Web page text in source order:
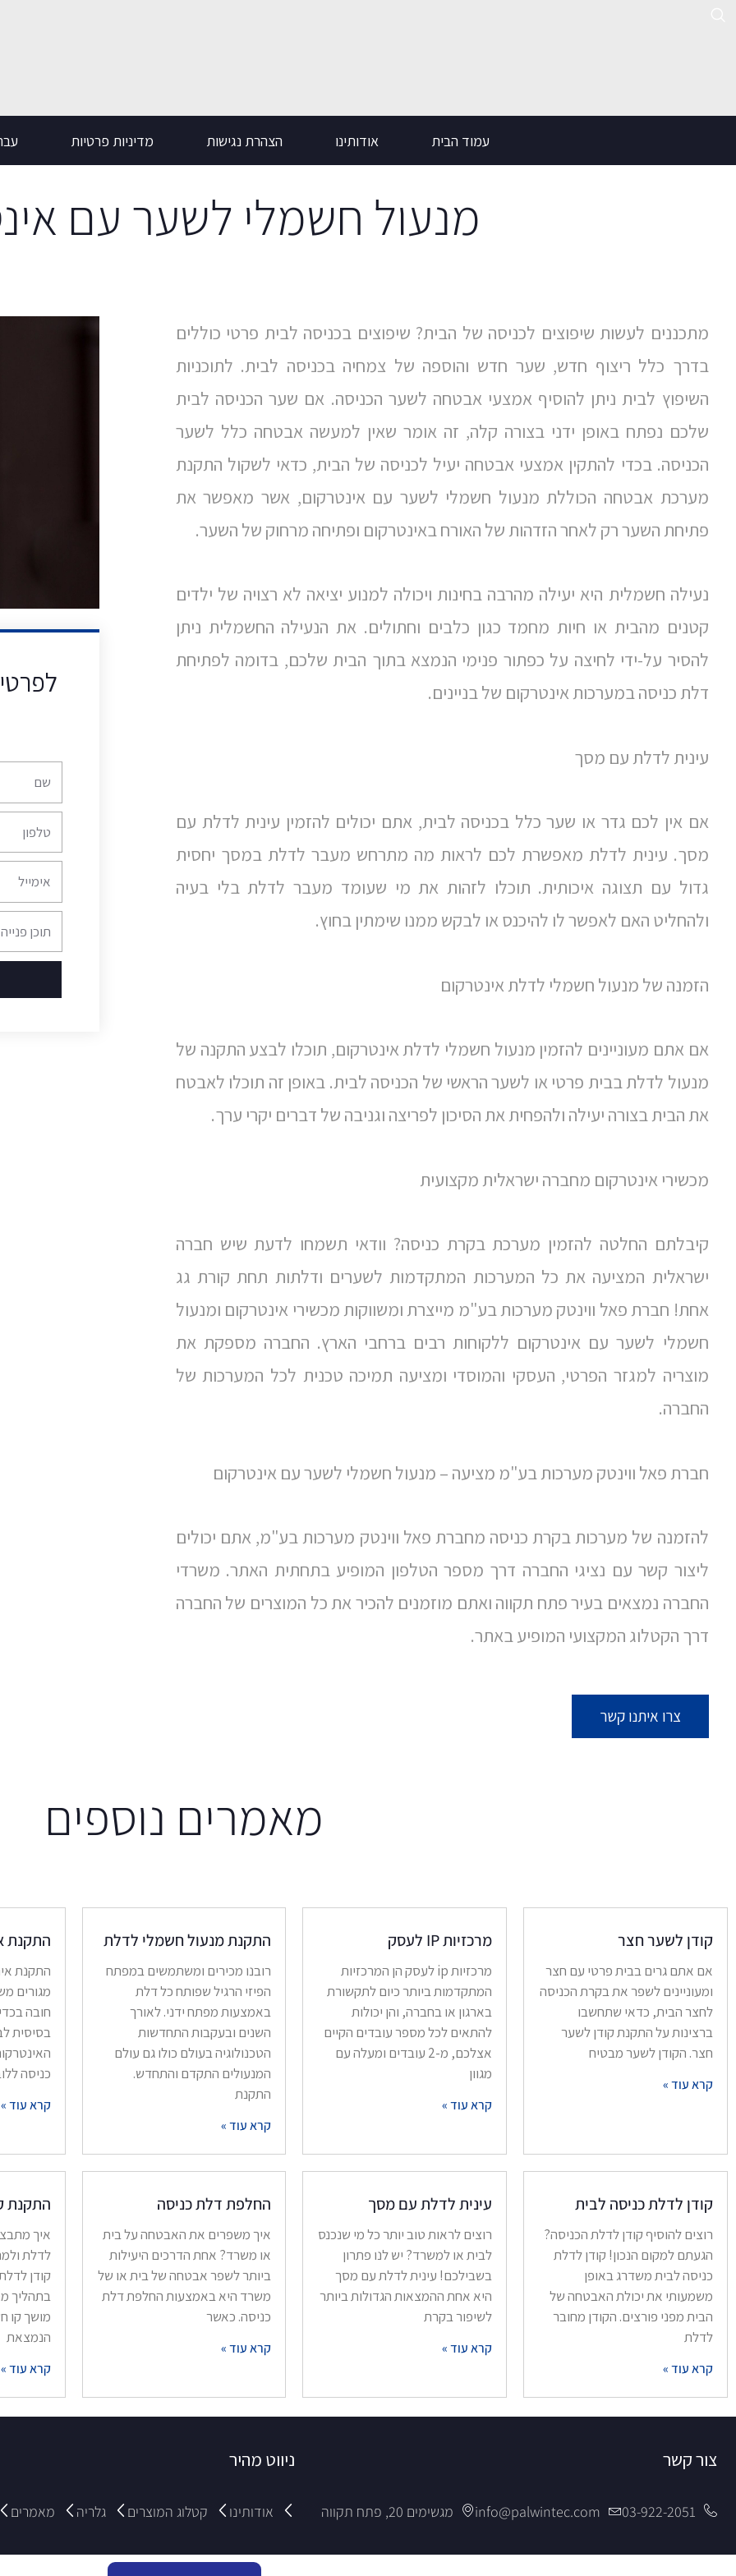
עמוד הבית אודותינו הצהרת נגישות מדיניות פרטיות
מנעול חשמלי לשער עם
מתכננים לעשות שיפוצים לכניסה של הבית? שיפוצים בכניסה לבית פרטי כוללים
בדרך כלל ריצוף חדש, שער חדש והוספה של צמחיה בכניסה לבית. לתוכניות
השיפוץ לבית ניתן להוסיף אמצעי אבטחה לשער הכניסה. אם שער הכניסה לבית
שלכם נפתח באופן ידני בצורה קלה, זה אומר שאין למעשה אבטחה כלל לשער
הכניסה. בכדי להתקין אמצעי אבטחה יעיל לכניסה של הבית, כדאי לשקול התקנת
מערכת אבטחה הכוללת מנעול חשמלי לשער עם אינטרקום, אשר מאפשר את
פתיחת השער רק לאחר הזדהות של האורח באינטרקום ופתיחה מרחוק של השער.
נעילה חשמלית היא יעילה מהרבה בחינות ויכולה למנוע יציאה לא רצויה של ילדים
קטנים מהבית או חיות מחמד כגון כלבים וחתולים. את הנעילה החשמלית ניתן
להסיר על-ידי לחיצה על כפתור פנימי הנמצא בתוך הבית שלכם, בדומה לפתיחת
דלת כניסה במערכות אינטרקום של בניינים.
עינית לדלת עם מסך
אם אין לכם גדר או שער כלל בכניסה לבית, אתם יכולים להזמין עינית לדלת עם
מסך. עינית לדלת מאפשרת לכם לראות מה מתרחש מעבר לדלת במסך יחסית
גדול עם תצוגה איכותית. תוכלו לזהות את מי שעומד מעבר לדלת בלי בעיה
ולהחליט האם לאפשר לו להיכנס או לבקש ממנו שימתין בחוץ.
הזמנה של מנעול חשמלי לדלת אינטרקום
אם אתם מעוניינים להזמין מנעול חשמלי לדלת אינטרקום, תוכלו לבצע התקנה של
מנעול לדלת בבית פרטי או לשער הראשי של הכניסה לבית. באופן זה תוכלו לאבטח
את הבית בצורה יעילה ולהפחית את הסיכון לפריצה וגניבה של דברים יקרי ערך.
מכשירי אינטרקום מחברה ישראלית מקצועית
קיבלתם החלטה להזמין מערכת בקרת כניסה? וודאי תשמחו לדעת שיש חברה
ישראלית המציעה את כל המערכות המתקדמות לשערים ודלתות תחת קורת גג
אחת! חברת פאל ווינטק מערכות בע"מ מייצרת ומשווקות מכשירי אינטרקום ומנעול
חשמלי לשער עם אינטרקום ללקוחות רבים ברחבי הארץ. החברה מספקת את
מוצריה למגזר הפרטי, העסקי והמוסדי ומציעה תמיכה טכנית לכל המערכות של
החברה.
חברת פאל ווינטק מערכות בע"מ מציעה – מנעול חשמלי לשער עם אינטרקום
להזמנה של מערכות בקרת כניסה מחברת פאל ווינטק מערכות בע"מ, אתם יכולים
ליצור קשר עם נציגי החברה דרך מספר הטלפון המופיע בתחתית האתר. משרדי
החברה נמצאים בעיר פתח תקווה ואתם מוזמנים להכיר את כל המוצרים של החברה
דרך הקטלוג המקצועי המופיע באתר.
צרו איתנו קשר
טלפון
מאמרים נוספים
קודן לשער חצר
אם אתם גרים בבית פרטי עם חצר
ומעוניינים לשפר את בקרת הכניסה
לחצר הבית, כדאי שתחשבו
ברצינות על התקנת קודן לשער
חצר. הקודן לשער מבטיח
קרא עוד »
מרכזיות IP לעסק
מרכזיות ip לעסק הן המרכזיות
המתקדמות ביותר כיום לתקשורת
בארגון או בחברה, והן יכולות
להתאים לכל מספר עובדים הקיים
אצלכם, מ-2 עובדים ומעלה עם
מגוון
קרא עוד »
התקנת מנעול חשמלי לדלת
רובנו מכירים ומשתמשים במפתח
הפיזי הרגיל שפותח כל דלת
באמצעות מפתח ידני. לאורך
השנים ובעקבות התחדשות
הטכנולוגיה בעולם כולו גם עולם
המנעולים התקדם והתחדש.
התקנת
קרא עוד »
התקנת
התקנת
מגורים
חובה
בסיסית
כניסה
קרא עוד »
קודן לדלת כניסה לבית
רוצים להוסיף קודן לדלת הכניסה?
הגעתם למקום הנכון! קודן לדלת
כניסה לבית משדרג באופן
משמעותי את יכולת האבטחה של
הבית מפני פורצים. הקודן מחובר
לדלת
קרא עוד »
עינית לדלת עם מסך
רוצים לראות טוב יותר כל מי שנכנס
לבית או למשרד? יש לנו פתרון
בשבילכם! עינית לדלת עם מסך
היא אחת ההמצאות הגדולות ביותר
לשיפור בקרת
קרא עוד »
החלפת דלת כניסה
איך משפרים את האבטחה על בית
או משרד? אחת הדרכים היעילות
ביותר לשפר אבטחה של בית או של
משרד היא באמצעות החלפת דלת
כניסה. כאשר
קרא עוד »
התקנת
איך
לדלת
קודן
בתהליך
מושך קו
הנמצאת
קרא עוד »
צור קשר
03-922-2051
info@palwintec.com מגשימים 20, פתח תקווה
ניווט מהיר
אודותינו קטלוג המוצרים גלריה מאמרים